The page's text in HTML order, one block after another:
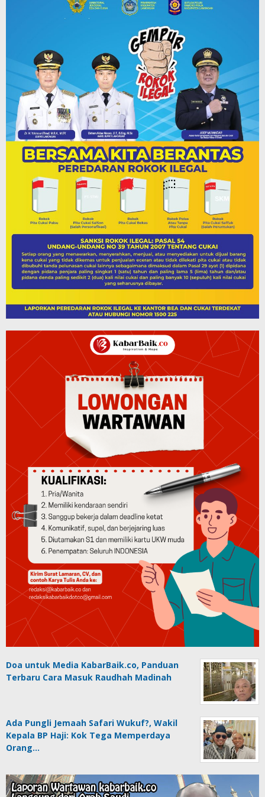
Doa untuk Media KabarBaik.co, Panduan
Terbaru Cara Masuk Raudhah Madinah
Ada Pungli Jemaah Safari Wukuf?, Wakil
Kepala BP Haji: Kok Tega Memperdaya
Orang…